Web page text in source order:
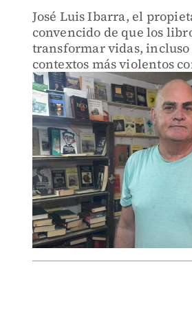
José Luis Ibarra, el
convencido de que los
transformar vidas, incluso
contextos más violentos
de este municipio de la
Norte de Jalisco.